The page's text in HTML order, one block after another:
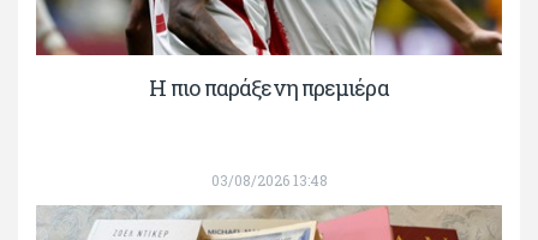
H πιο παράξενη πρεμιέρα
03/08/2026 13:48